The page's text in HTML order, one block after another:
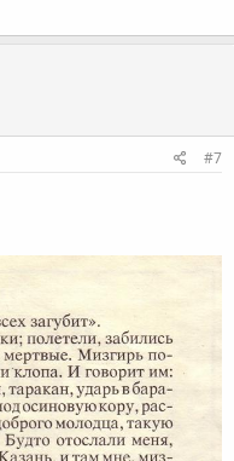
#7